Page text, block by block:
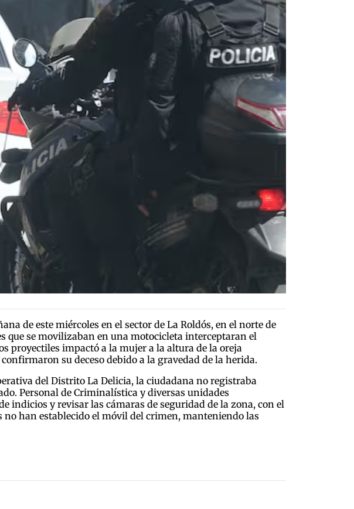
de este miércoles en el sector de La Roldós, en el norte de
que se movilizaban en una motocicleta interceptaran el
proyectiles impactó a la mujer a la altura de la oreja
su deceso debido a la gravedad de la herida.
del Distrito La Delicia, la ciudadana no registraba
Personal de Criminalística y diversas unidades
indicios y revisar las cámaras de seguridad de la zona, con el
no han establecido el móvil del crimen, manteniendo las